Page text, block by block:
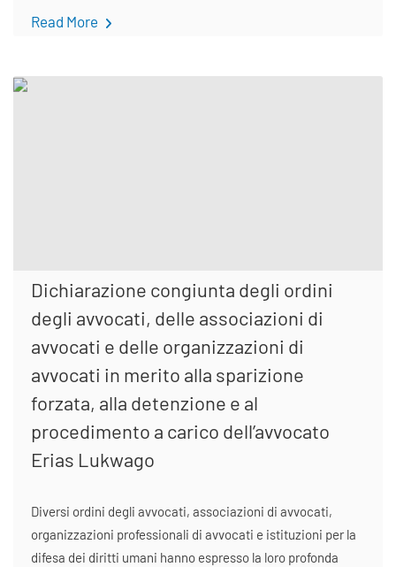
Read More
Dichiarazione congiunta degli ordini
degli avvocati, delle associazioni di
avvocati e delle organizzazioni di
avvocati in merito alla sparizione
forzata, alla detenzione e al
procedimento a carico dell’avvocato
Erias Lukwago
Diversi ordini degli avvocati, associazioni di avvocati,
organizzazioni professionali di avvocati e istituzioni per la
difesa dei diritti umani hanno espresso la loro profonda